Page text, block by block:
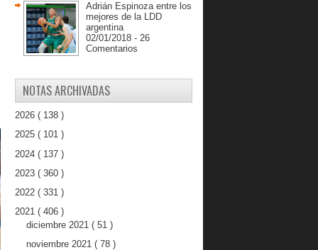
Adrián Espinoza entre los
mejores de la LDD
argentina
02/01/2018 - 26
Comentarios
NOTAS ARCHIVADAS
2026 ( 138 )
2025 ( 101 )
2024 ( 137 )
2023 ( 360 )
2022 ( 331 )
2021 ( 406 )
diciembre 2021 ( 51 )
noviembre 2021 ( 78 )